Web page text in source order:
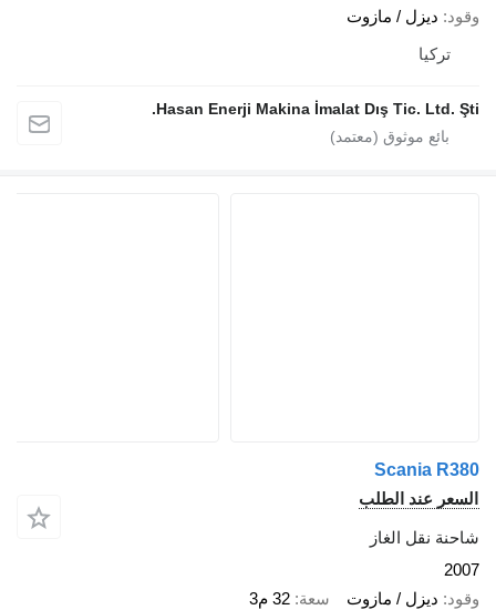
ديزل / مازوت
تركيا
Hasan Enerji Makina İmalat Dış Tic. Ltd.
Scania
عند الطلب
نقل الغاز
ديزل / مازوت سعة 32 م3